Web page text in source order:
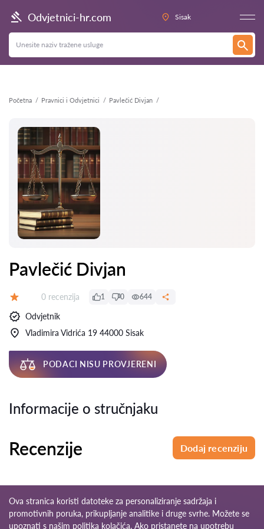
Odvjetnici-hr.com Sisak
Početna Pravnici i Odvjetnici Pavlečić Divjan
Natrag
Pavlečić Divjan
Recenzija:
0 recenzija 1 0 644
Odvjetnik
Vladimira Vidrića 19 44000 Sisak
PODACI NISU PROVJERENI
Informacije o stručnjaku
Recenzije Dodaj recenziju
Ova stranica koristi datoteke za personaliziranje sadržaja i
promotivnih poruka, prikupljanje analitike i druge svrhe. Možete se
upoznati s našim politika kolačića. Ako pristanete na upotrebu